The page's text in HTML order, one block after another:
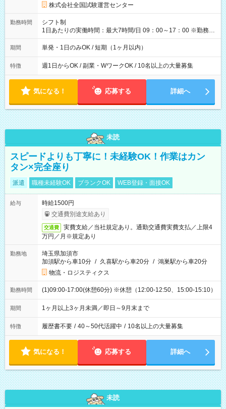
円の場合あり ・国家試験 7:00～13:30（休憩なし） 時給1,300
円（役割手当＋100円）×6時間＝日収8,400円＋交通費 【試用期
間】試用期間なし
株式会社全国試験運営センター
勤務時間
シフト制
1日あたりの実働時間：最大7時間/日 09：00～17：00 ※勤務時
間は 試験により異なります。
期間 単発・1日のみOK / 短期（1ヶ月以内）
特徴 週1日からOK / 副業・WワークOK / 10名以上の大量募集
気になる！ 応募する 詳細へ
未読
スピードよりも丁寧に！未経験OK！作業はカン
タン×完全座り
派遣 職種未経験OK ブランクOK WEB登録・面接OK
給与
時給1500円
交通費別途支給あり
交通費
実費支給／当社規定あり。通勤交通費実費支払／上限4
万円／月※規定あり
勤務地
埼玉県加須市
加須駅から車10分 / 久喜駅から車20分 / 鴻巣駅から車20分
物流・ロジスティクス
勤務時間 (1)09:00-17:00(休憩60分) ※休憩（12:00-12:50、15:00-15:10）
期間 1ヶ月以上3ヶ月未満／即日～9月末まで
特徴 履歴書不要 / 40～50代活躍中 / 10名以上の大量募集
気になる！ 応募する 詳細へ
未読